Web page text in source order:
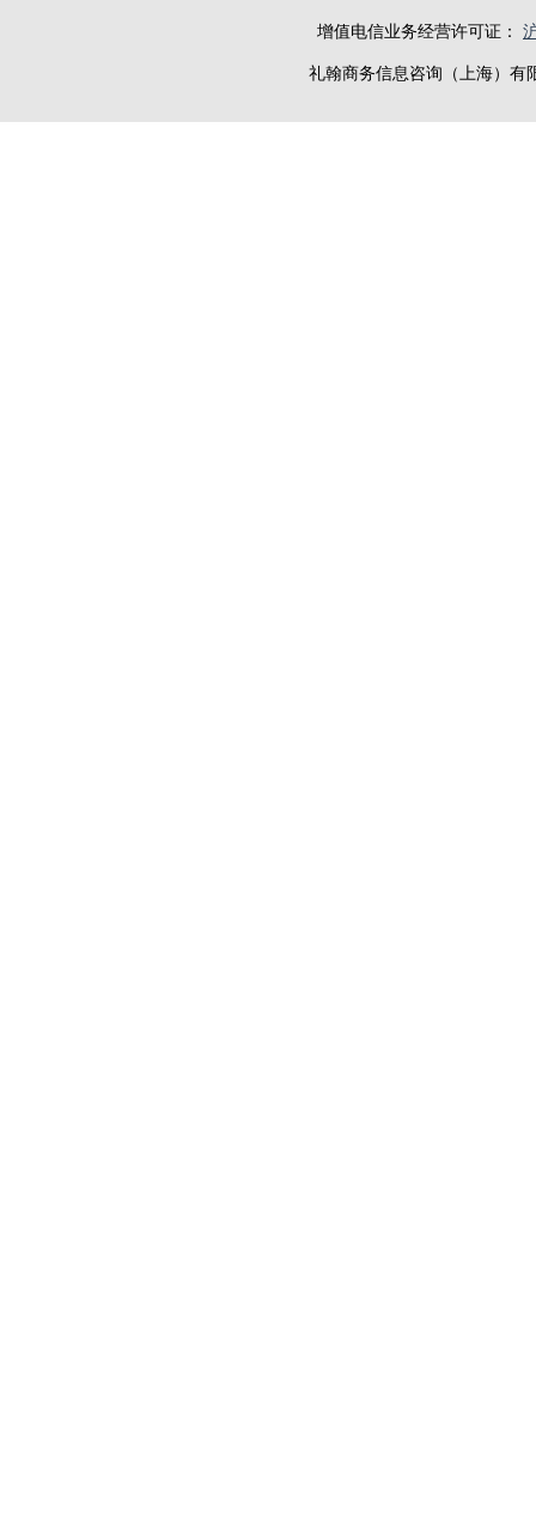
增值电信业务经营许可证：
礼翰商务信息咨询（上海）